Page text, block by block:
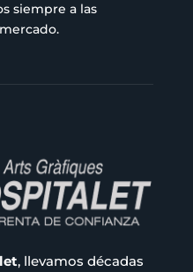
siempre a las
, llevamos décadas